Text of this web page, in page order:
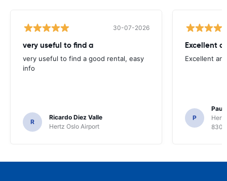
30-07-2026
very useful to find a
very useful to find a good rental, easy
info
R
Ricardo Diez Valle
Hertz Oslo Airport
Excellent
Excellent
P
Paul
8300